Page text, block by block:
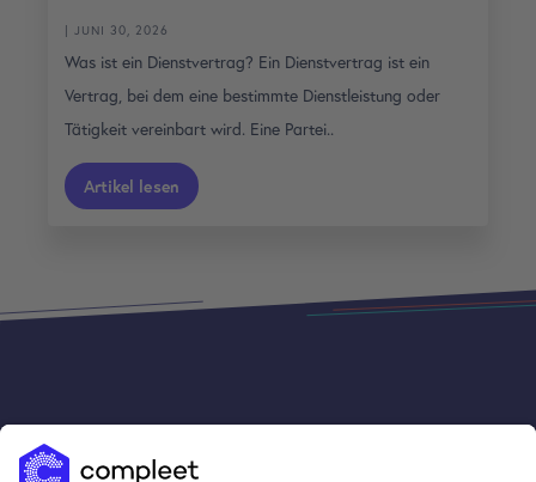
| JUNI 30, 2026
Was ist ein Dienstvertrag? Ein Dienstvertrag ist ein
Vertrag, bei dem eine bestimmte Dienstleistung oder
Tätigkeit vereinbart wird. Eine Partei..
Artikel lesen